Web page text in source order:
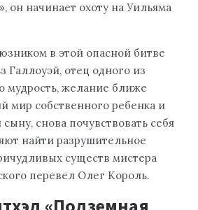
он начинает охоту на Уильяма
в этой опасной битве
Галлоуэй, отец одного из
мудрость, желание ближе
мир собственного ребенка и
снова почувствовать себя
найти разрушительное
существ мистера
перевел Олег Король.